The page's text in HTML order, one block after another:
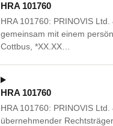
HRA 101760
HRA 101760: PRINOVIS
gemeinsam mit einem
Cottbus, *XX.XX…
HRA 101760
HRA 101760: PRINOVIS
übernehmender